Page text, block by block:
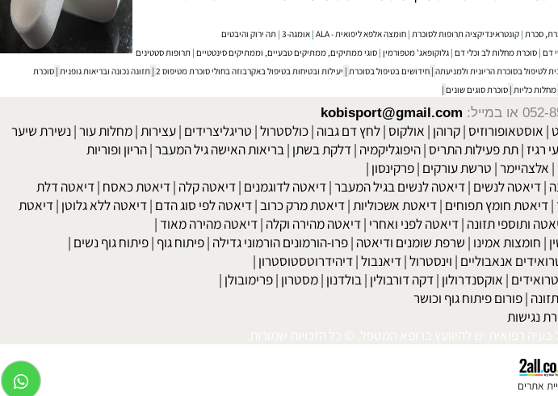
|קונטראינדיקציה תרופות לסוכרת|חומצה אלפא ליפואית - ALA |אומגה-3 |תה ירוק והיבטים
מחלות לב וכלי דם| גלוקופאג' מטפורמין|סוגי ממתיקים, ממתיקים טבעיים, וממתיקים סינטטיים|תרופות סטטינים
בסוכרת הריונית ולמניעתה|חידושים בטיפול בסוכרת
|סוכרת סוגים שונים
או במייל:kobisport@gmail.com
|קרוהן|אולקוס|לחץ דם גבוה|כולסטרול|טריגליצרידים|עצירות|מחלות עור
|תת פעילות התריס|היפוגליקמיה|
|טרשת עורקים|פרקינסון|
לנשים|דיאטה לנשים בגיל המעבר |דיאטה לדוגמנים |דיאטה קלה|דיאטת כאסח|דיאטה דלת
חומץ תפוחים |דיאטת אשכוליות |דיאטת מרק כרוב| דיאטה לפי סוג הדם|
תזונה|דיאטה לפני ואחרי|דיאטה מהירה וקלה|דיאטה מהירה מאוד|
אמינו|שרפת שומנים ודיאטה|פרו-הורמונים הורמוני גדילה
אנאבוליים|וינסטרול|דיאנבול| דיהידרוטסטוסטרון|
|אוקסנדרולון|דקה דורבולין
|פורום פיתוח גוף וכושר
רפואית יש להיוועץ ברופא המטפל. © כל הזכויות שמורות.